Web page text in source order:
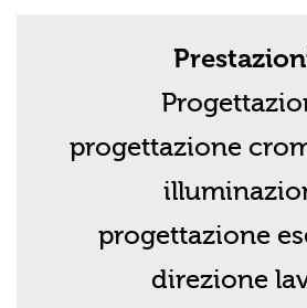
progettazione
progettazione
direzione